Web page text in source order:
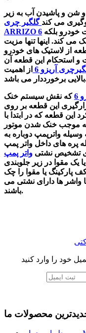
شن و پاشیدن آب به زیر
می کند گلگیر چری
ARRIZO 6 خودرو بلکه
می کند. اینها تنها مزیت
از لاستیک های خودرو
استحکام این قطعه آن
آریزو 6
از اهمیت
می باشد.
6
که نقش سیستم خنک
این قطعه بر روی
این قطعه که در ابتدا با
موجب خنک شدن موتور
واترپمپ دوباره به
پره های داخل واتر پمپ
تشخیص نشتی
یک مقوا در زیر جلوبندی
پارکینگ یا مقوا را چک
واشر ها دارای نشتی می
باشند.
خود را وارد کنید
محصولات ما